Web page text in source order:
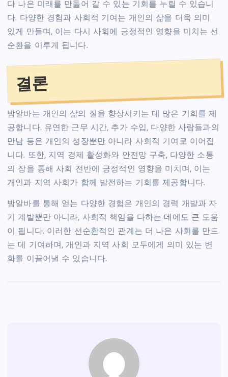
다 나은 미래를 만들어 갈 수 있는 기회를 누릴 수 있습니
다. 다양한 경험과 사회적 기여는 개인의 삶을 더욱 의미
있게 만들며, 이는 다시 사회에 긍정적인 영향을 미치는 선
순환을 이루게 됩니다.
결론
밤알바는 개인의 삶의 질을 향상시키는 데 많은 기회를 제
공합니다. 유연한 근무 시간, 추가 수입, 다양한 사람들과의
만남 등은 개인의 성장뿐만 아니라 사회적 기여로 이어집
니다. 또한, 지역 경제 활성화와 안전망 구축, 다양한 소통
의 장을 통해 사회 전반에 긍정적인 영향을 미치며, 이는
개인과 지역 사회가 함께 발전하는 기회를 제공합니다.
밤알바를 통해 얻는 다양한 경험은 개인의 경력 개발과 자
기 계발뿐만 아니라, 사회적 책임을 다하는 데에도 큰 도움
이 됩니다. 이러한 선순환적인 관계는 더 나은 사회를 만드
는 데 기여하며, 개인과 지역 사회 모두에게 의미 있는 변
화를 이끌어낼 수 있습니다.